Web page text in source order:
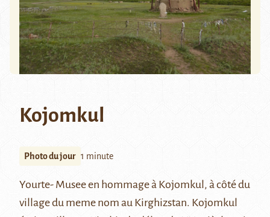
Kojomkul
Photo du jour 1 minute
Yourte- Musee en hommage à Kojomkul, à côté du
village du meme nom au Kirghizstan. Kojomkul